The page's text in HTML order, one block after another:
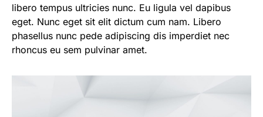
libero tempus ultricies nunc. Eu ligula vel dapibus
eget. Nunc eget sit elit dictum cum nam. Libero
phasellus nunc pede adipiscing dis imperdiet nec
rhoncus eu sem pulvinar amet.